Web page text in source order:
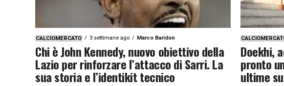
CALCIOMERCATO 3 settimane ago Marco Baridon
Chi è John Kennedy, nuovo obiettivo della
Lazio per rinforzare l’attacco di Sarri. La
sua storia e l’identikit tecnico
Doekhi,
pronto
ultime